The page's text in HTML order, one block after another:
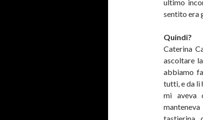
ultimo
sentito era
Quindi?
Caterina
ascoltare
abbiamo
tutti, e da lì
mi aveva